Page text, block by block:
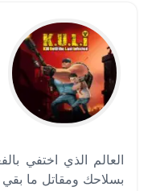
العالم الذي اختفي
بسلاحك ومقاتل ما بقي